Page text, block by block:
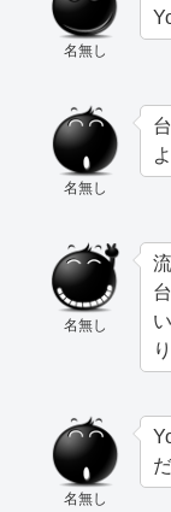
名無し
名無し
よ
名無し
名無し